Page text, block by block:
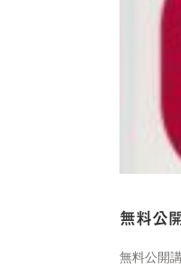
無料公
無料公開